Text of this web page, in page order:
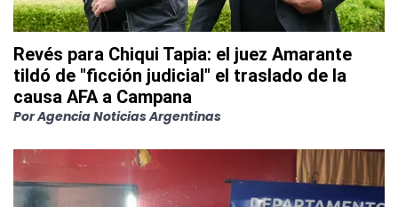
Revés para Chiqui Tapia: el juez Amarante
tildó de "ficción judicial" el traslado de la
causa AFA a Campana
PorAgencia Noticias Argentinas